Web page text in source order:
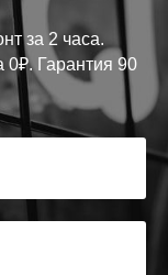
за 2 часа.
0₽. Гарантия 90